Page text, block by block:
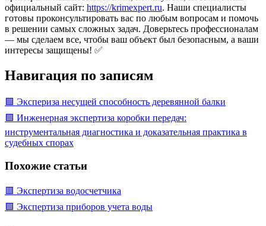
официальный сайт: https://krimexpert.ru. Наши специалисты
готовы проконсультировать вас по любым вопросам и помочь
в решении самых сложных задач. Доверьтесь профессионалам
— мы сделаем все, чтобы ваш объект был безопасным, а ваши
интересы защищены! ✅
Навигация по записям
🟩 Экспериза несущей способность деревянной балки
🟩 Инженерная экспертиза коробки передач:
инструментальная диагностика и доказательная практика в
судебных спорах
Похожие статьи
🟥 Экспертиза водосчетчика
🟩 Экспертиза приборов учета воды